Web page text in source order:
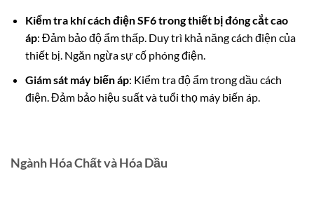
Kiểm tra khí cách điện SF6 trong thiết bị đóng cắt cao
áp: Đảm bảo độ ẩm thấp. Duy trì khả năng cách điện của
thiết bị. Ngăn ngừa sự cố phóng điện.
Giám sát máy biến áp: Kiểm tra độ ẩm trong dầu cách
điện. Đảm bảo hiệu suất và tuổi thọ máy biến áp.
Ngành Hóa Chất và Hóa Dầu